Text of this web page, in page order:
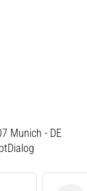
Munich - DE